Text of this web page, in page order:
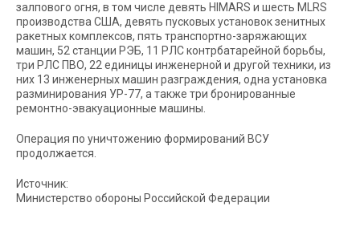
залпового огня, в том числе девять HIMARS и шесть MLRS
производства США, девять пусковых установок зенитных
ракетных комплексов, пять транспортно-заряжающих
машин, 52 станции РЭБ, 11 РЛС контрбатарейной борьбы,
три РЛС ПВО, 22 единицы инженерной и другой техники, из
них 13 инженерных машин разграждения, одна установка
разминирования УР-77, а также три бронированные
ремонтно-эвакуационные машины.
Операция по уничтожению формирований ВСУ
продолжается.
Источник:
Министерство обороны Российской Федерации